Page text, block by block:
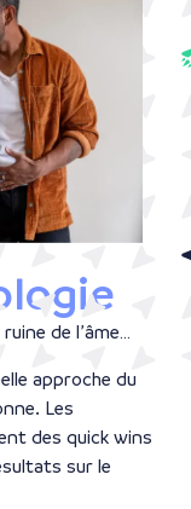
de l’âme…
approche du
Les
des quick wins
sur le